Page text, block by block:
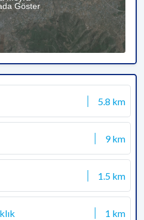
Göster
5.8 km
9 km
1.5 km
1 km